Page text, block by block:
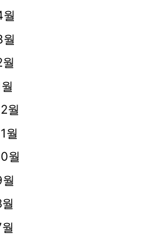
월
월
월